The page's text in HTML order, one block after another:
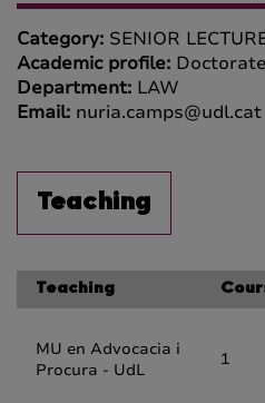
Category: SENIOR
Academic profile: Doctorate
Department: LAW
Email: nuria.camps@udl.cat
Teaching
Teaching
MU en Advocacia i
Procura - UdL
1